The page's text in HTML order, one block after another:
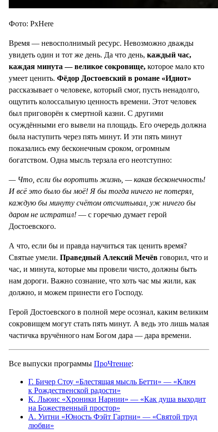
Фото: PxHere
Время — невосполнимый ресурс. Невозможно дважды
увидеть один и тот же день. Да что день, каждый час,
каждая минута — великое сокровище, которое мало кто
умеет ценить. Фёдор Достоевский в романе «Идиот»
рассказывает о человеке, который смог, пусть ненадолго,
ощутить колоссальную ценность времени. Этот человек
был приговорён к смертной казни. С другими
осуждёнными его вывели на площадь. Его очередь должна
была наступить через пять минут. И эти пять минут
показались ему бесконечным сроком, огромным
богатством. Одна мысль терзала его неотступно:
— Что, если бы воротить жизнь, — какая бесконечность!
И всё это было бы моё! Я бы тогда ничего не потерял,
каждую бы минуту счётом отсчитывал, уж ничего бы
даром не истратил! — с горечью думает герой
Достоевского.
А что, если бы и правда научиться так ценить время?
Святые умели. Праведный Алексий Мечёв говорил, что и
час, и минута, которые мы провели чисто, должны быть
нам дороги. Важно сознание, что хоть час мы жили, как
должно, и можем принести его Господу.
Герой Достоевского в полной мере осознал, каким великим
сокровищем могут стать пять минут. А ведь это лишь малая
частичка вручённого нам Богом дара — дара времени.
Все выпуски программы ПроЧтение:
Г. Бичер Стоу «Блестящая мысль Бетти» — «Ключ
к Рождественской радости»
К. Льюис «Хроники Нарнии» — «Как душа выходит
на Божественный простор»
А. Уитни «Юность Фэйт Гартни» — «Святой труд
любви»